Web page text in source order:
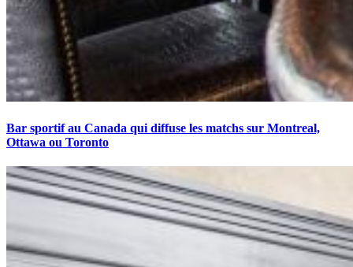
Bar sportif au Canada qui diffuse les matchs sur Montreal,
Ottawa ou Toronto